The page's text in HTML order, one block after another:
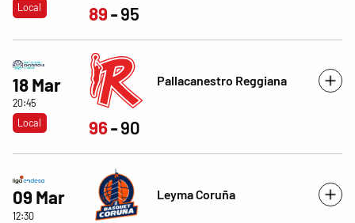
Local
89 95
18 Mar
20:45
Local
Pallacanestro Reggiana
96 90
09 Mar
12:30
Leyma Coruña